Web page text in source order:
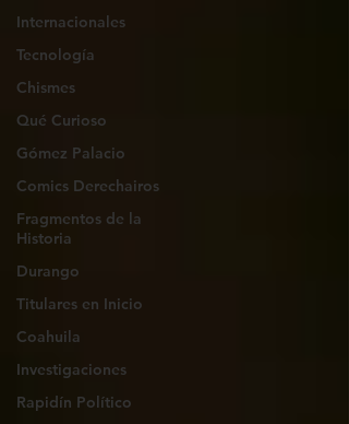
Internacionales
Tecnología
Chismes
Qué Curioso
Gómez Palacio
Comics Derechairos
Fragmentos de la
Historia
Durango
Titulares en Inicio
Coahuila
Investigaciones
Rapidín Político